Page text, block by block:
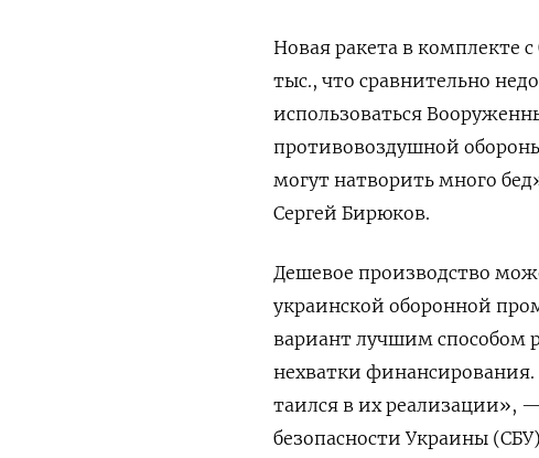
Новая ракета в комплекте
тыс., что сравнительно
использоваться
противовоздушной
могут натворить много
Сергей Бирюков.
Дешевое производство
украинской оборонной
вариант лучшим способом
нехватки финансирования.
таился в их реализации»,
безопасности Украины